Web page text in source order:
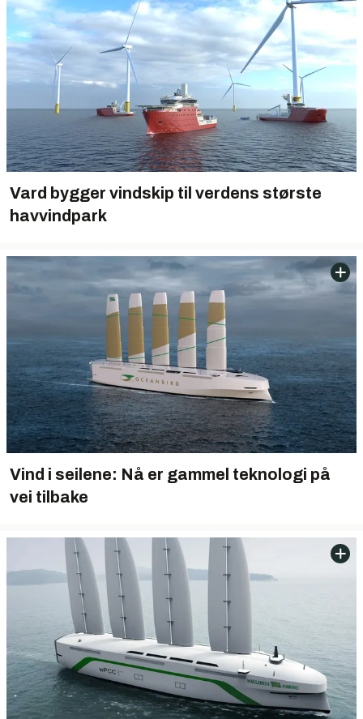
Vard bygger vindskip til verdens største
havvindpark
Vind i seilene: Nå er gammel teknologi på
vei tilbake